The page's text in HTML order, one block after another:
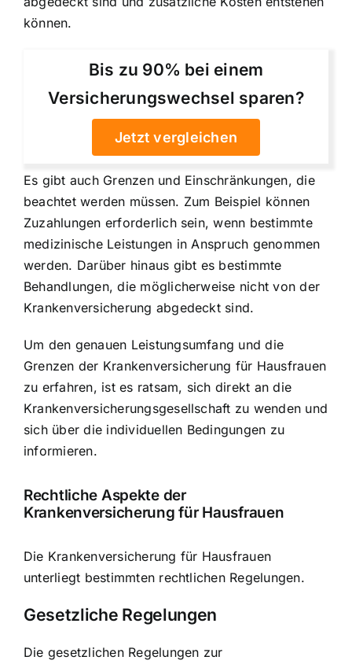
können.
Bis zu 90% bei einem
Versicherungswechsel sparen?
Jetzt vergleichen
Es gibt auch Grenzen und Einschränkungen, die
beachtet werden müssen. Zum Beispiel können
Zuzahlungen erforderlich sein, wenn bestimmte
medizinische Leistungen in Anspruch genommen
werden. Darüber hinaus gibt es bestimmte
Behandlungen, die möglicherweise nicht von der
Krankenversicherung abgedeckt sind.
Um den genauen Leistungsumfang und die
Grenzen der Krankenversicherung für Hausfrauen
zu erfahren, ist es ratsam, sich direkt an die
Krankenversicherungsgesellschaft zu wenden und
sich über die individuellen Bedingungen zu
informieren.
Rechtliche Aspekte der
Krankenversicherung für Hausfrauen
Die Krankenversicherung für Hausfrauen
unterliegt bestimmten rechtlichen Regelungen.
Gesetzliche Regelungen
Die gesetzlichen Regelungen zur